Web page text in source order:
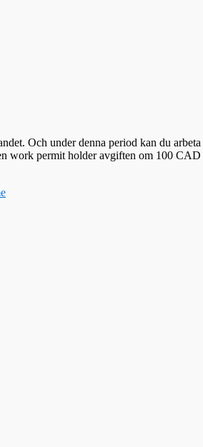
Och under denna period kan du
work permit holder avgiften om 100